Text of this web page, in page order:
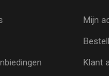
Mijn
Klant